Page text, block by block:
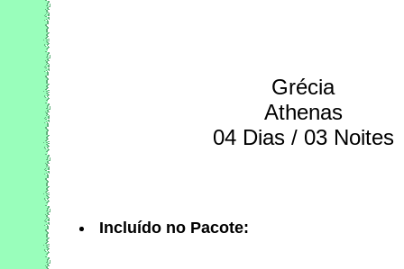
Grécia
Athenas
04 Dias / 03 Noites
Incluído no Pacote: